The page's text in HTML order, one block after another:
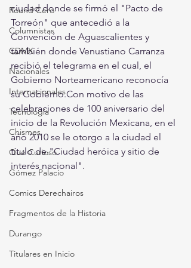
Round Cero
Columnistas
CDMX
Nacionales
Internacionales
Tecnología
Chismes
Qué Curioso
Gómez Palacio
Comics Derechairos
Fragmentos de la Historia
Durango
Titulares en Inicio
ciudad donde se firmó el "Pacto de
Torreón" que antecedió a la
Convención de Aguascalientes y
también donde Venustiano Carranza
recibió el telegrama en el cual, el
Gobierno Norteamericano reconocía
su Gobierno.Con motivo de las
celebraciones de 100 aniversario del
inicio de la Revolución Mexicana, en el
año 2010 se le otorgo a la ciudad el
título de "Ciudad heróica y sitio de
interés nacional".